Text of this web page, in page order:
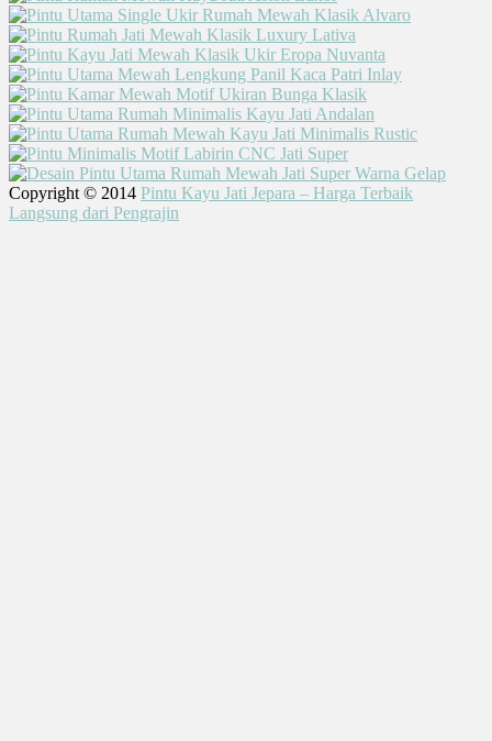
Copyright © 2014 Pintu Kayu Jati Jepara – Harga Terbaik
Langsung dari Pengrajin